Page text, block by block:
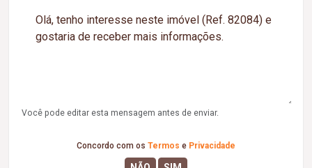
Você pode editar esta mensagem antes de enviar.
Concordo com os Termos e Privacidade